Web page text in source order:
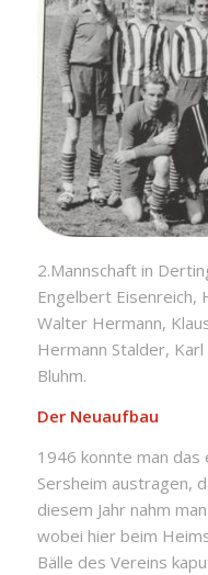
2.Mannschaft in
Engelbert Eisenreich,
Walter Hermann,
Hermann Stalder,
Bluhm.
Der Neuaufbau
1946 konnte man
Sersheim austragen,
diesem Jahr nahm
wobei hier beim
Bälle des Vereins